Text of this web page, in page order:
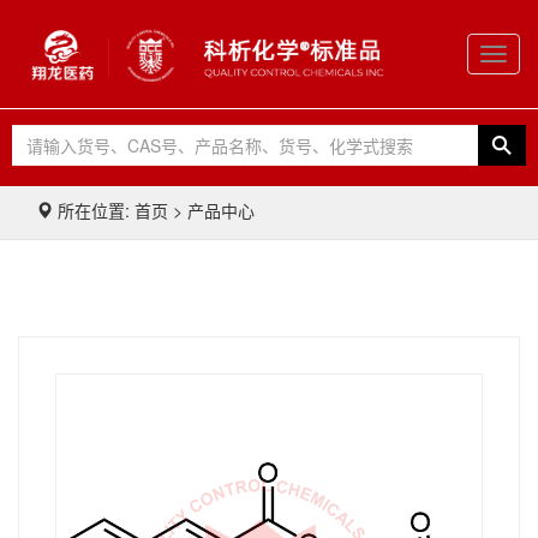
所在位置: 首页 > 产品中心